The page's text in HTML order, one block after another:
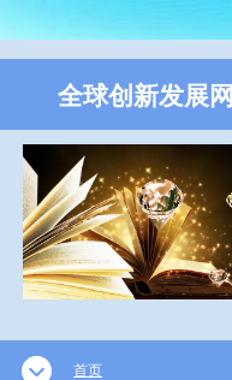
全球创新发展网
首页